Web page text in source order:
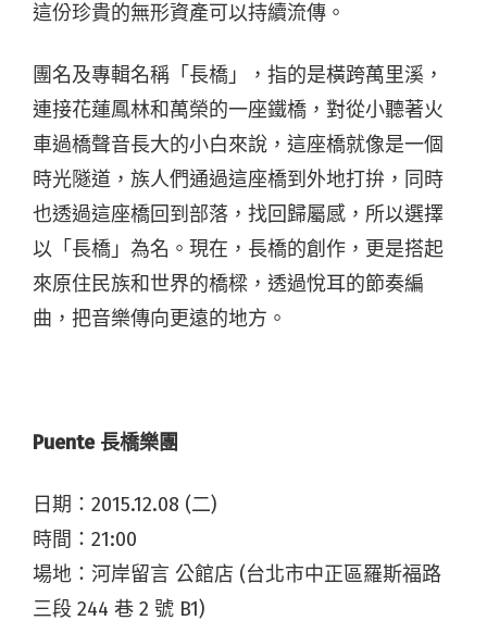
這份珍貴的無形資產可以持續流傳。
團名及專輯名稱「長橋」，指的是橫跨萬里溪，
連接花蓮鳳林和萬榮的一座鐵橋，對從小聽著火
車過橋聲音長大的小白來說，這座橋就像是一個
時光隧道，族人們通過這座橋到外地打拚，同時
也透過這座橋回到部落，找回歸屬感，所以選擇
以「長橋」為名。現在，長橋的創作，更是搭起
來原住民族和世界的橋樑，透過悅耳的節奏編
曲，把音樂傳向更遠的地方。
Puente 長橋樂團
日期：2015.12.08 (二)
時間：21:00
場地：河岸留言 公館店 (台北市中正區羅斯福路
三段 244 巷 2 號 B1)